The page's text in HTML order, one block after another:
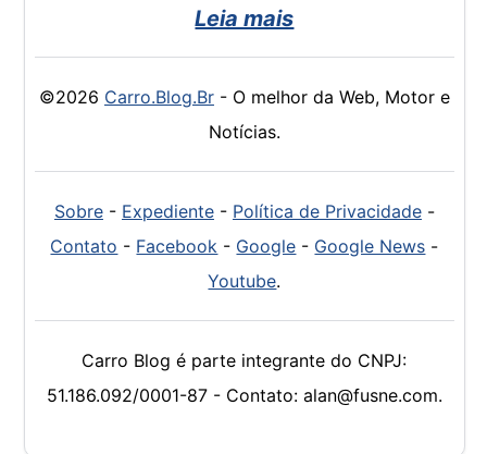
Leia mais
©2026 Carro.Blog.Br- O melhor da Web, Motor e
Notícias.
Sobre- Expediente- Política de Privacidade-
Contato - Facebook - Google - Google News -
Youtube.
Carro Blog é parte integrante do CNPJ:
51.186.092/0001-87 - Contato: alan@fusne.com.